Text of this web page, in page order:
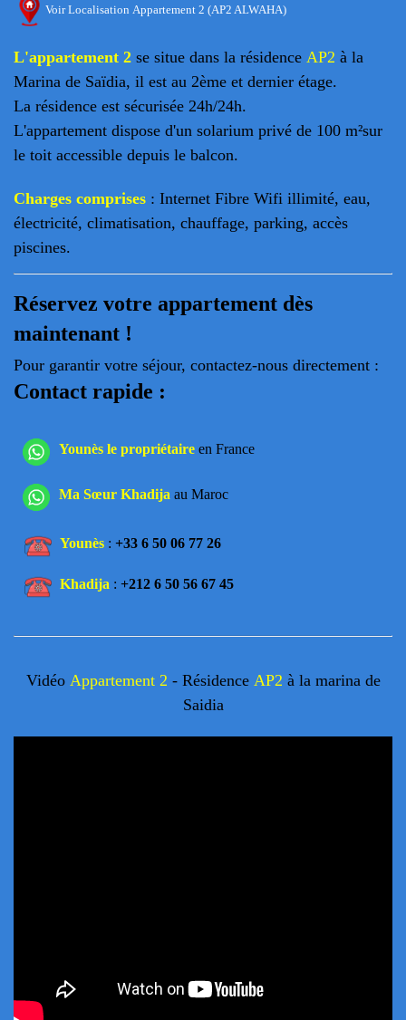
Voir Localisation Appartement 2 (AP2 ALWAHA)
L'appartement 2 se situe dans la résidence AP2 à la
Marina de Saïdia, il est au 2ème et dernier étage.
La résidence est sécurisée 24h/24h.
L'appartement dispose d'un solarium privé de 100 m²sur
le toit accessible depuis le balcon.
Charges comprises : Internet Fibre Wifi illimité, eau,
électricité, climatisation, chauffage, parking, accès
piscines.
Réservez votre appartement dès
maintenant !
Pour garantir votre séjour, contactez-nous directement :
Contact rapide :
Younès le propriétaire en France
Ma Sœur Khadija au Maroc
Younès : +33 6 50 06 77 26
Khadija : +212 6 50 56 67 45
VidéoAppartement 2 - Résidence AP2 à la marina de
Saidia